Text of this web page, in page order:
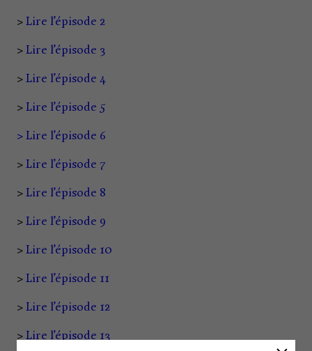
> Lire l’épisode 2
> Lire l’épisode 3
> Lire l’épisode 4
> Lire l’épisode 5
> Lire l’épisode 6
> Lire l’épisode 7
> Lire l’épisode 8
> Lire l’épisode 9
> Lire l’épisode 10
> Lire l’épisode 11
> Lire l’épisode 12
> Lire l’épisode 13